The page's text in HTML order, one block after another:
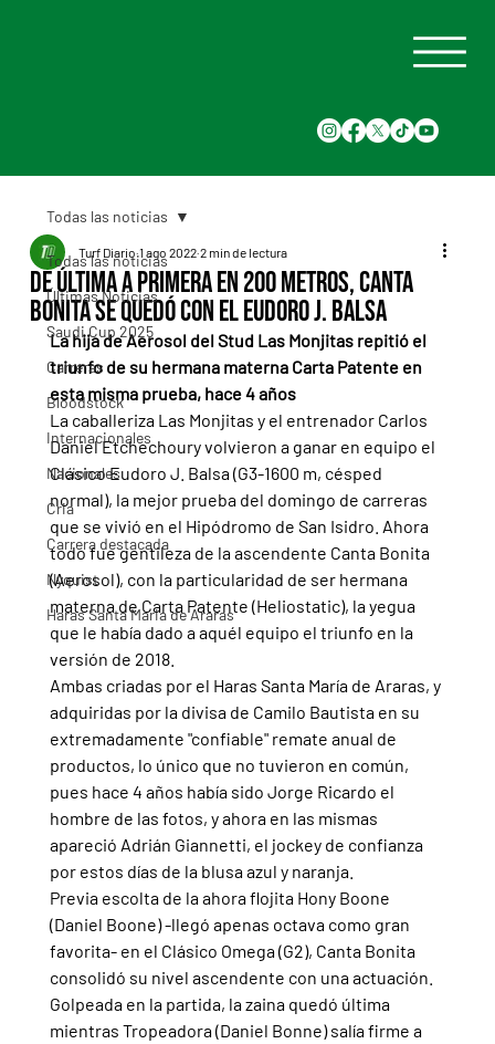
Todas las noticias
Últimas Noticias
Saudi Cup 2025
Carreras
Bloodstock
Internacionales
Nacionales
Cria
Carrera destacada
Nyquist
Haras Santa Maria de Araras
Todas las noticias
De última a primera en 200 metros, Canta
Bonita se quedó con el Eudoro J. Balsa
Turf Diario 1 ago 2022 2 min de lectura
La hija de Aerosol del Stud Las Monjitas repitió el
triunfo de su hermana materna Carta Patente en
esta misma prueba, hace 4 años
La caballeriza Las Monjitas y el entrenador Carlos
Daniel Etchechoury volvieron a ganar en equipo el
Clásico Eudoro J. Balsa (G3-1600 m, césped
normal), la mejor prueba del domingo de carreras
que se vivió en el Hipódromo de San Isidro. Ahora
todo fue gentileza de la ascendente Canta Bonita
(Aerosol), con la particularidad de ser hermana
materna de Carta Patente (Heliostatic), la yegua
que le había dado a aquél equipo el triunfo en la
versión de 2018.
Ambas criadas por el Haras Santa María de Araras, y
adquiridas por la divisa de Camilo Bautista en su
extremadamente "confiable" remate anual de
productos, lo único que no tuvieron en común,
pues hace 4 años había sido Jorge Ricardo el
hombre de las fotos, y ahora en las mismas
apareció Adrián Giannetti, el jockey de confianza
por estos días de la blusa azul y naranja.
Previa escolta de la ahora flojita Hony Boone
(Daniel Boone) -llegó apenas octava como gran
favorita- en el Clásico Omega (G2), Canta Bonita
consolidó su nivel ascendente con una actuación.
Golpeada en la partida, la zaina quedó última
mientras Tropeadora (Daniel Bonne) salía firme a